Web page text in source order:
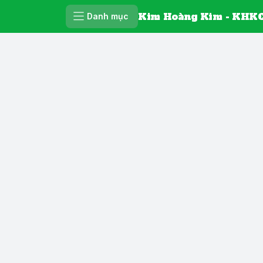
Danh mục Kim Hoàng Kim -